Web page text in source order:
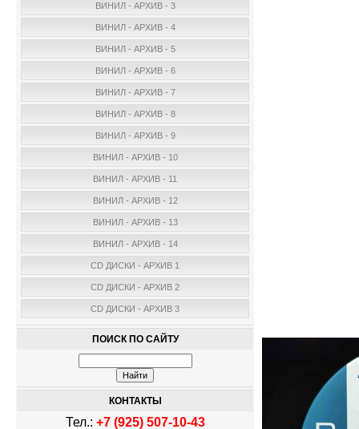
ВИНИЛ - АРХИВ - 3
ВИНИЛ - АРХИВ - 4
ВИНИЛ - АРХИВ - 5
ВИНИЛ - АРХИВ - 6
ВИНИЛ - АРХИВ - 7
ВИНИЛ - АРХИВ - 8
ВИНИЛ - АРХИВ - 9
ВИНИЛ - АРХИВ - 10
ВИНИЛ - АРХИВ - 11
ВИНИЛ - АРХИВ - 12
ВИНИЛ - АРХИВ - 13
ВИНИЛ - АРХИВ - 14
CD ДИСКИ - АРХИВ 1
CD ДИСКИ - АРХИВ 2
CD ДИСКИ - АРХИВ 3
ПОИСК ПО САЙТУ
КОНТАКТЫ
Тел.: +7 (925) 507-10-43